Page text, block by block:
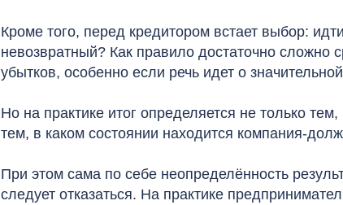
Кроме того, перед кредитором встает выбор:
невозвратный? Как правило достаточно сложно
убытков, особенно если речь идет о
Но на практике итог определяется не только
тем, в каком состоянии находится компания-
При этом сама по себе неопределённость
следует отказаться. На практике